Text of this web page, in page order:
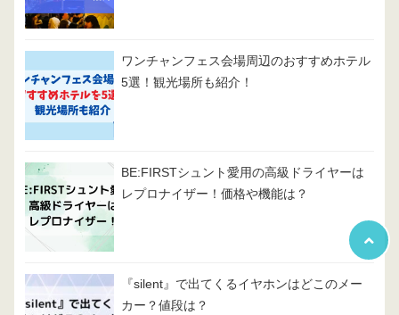
ワンチャンフェス会場周辺のおすすめホテル
5選！観光場所も紹介！
BE:FIRSTシュント愛用の高級ドライヤーは
レプロナイザー！価格や機能は？
『silent』で出てくるイヤホンはどこのメー
カー？値段は？